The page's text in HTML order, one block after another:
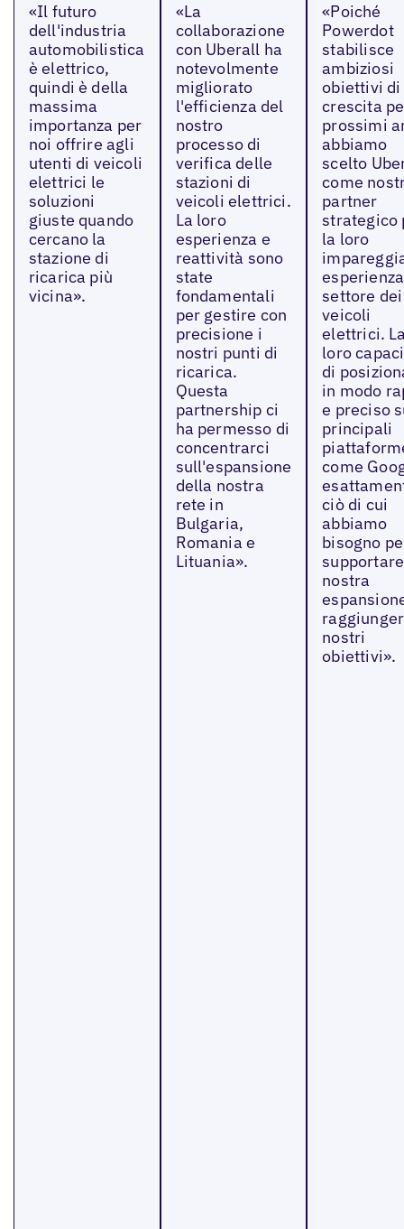
«Il futuro
dell'industria
automobilistica
è elettrico,
quindi è della
massima
importanza per
noi offrire agli
utenti di veicoli
elettrici le
soluzioni
giuste quando
cercano la
stazione di
ricarica più
vicina».
«La
collaborazione
con Uberall ha
notevolmente
migliorato
l'efficienza del
nostro
processo di
verifica delle
stazioni di
veicoli elettrici.
La loro
esperienza e
reattività sono
state
fondamentali
per gestire con
precisione i
nostri punti di
ricarica.
Questa
partnership ci
ha permesso di
concentrarci
sull'espansione
della nostra
rete in
Bulgaria,
Romania e
Lituania».
«Poiché
Powerdot
stabilisce
ambiziosi
obiettivi di
crescita
prossimi
abbiamo
scelto
come
partner
strategico
la loro
settore dei
veicoli
elettrici.
loro
di
in modo
e preciso
principali
come
ciò di cui
abbiamo
bisogno
nostra
nostri
obiettivi».